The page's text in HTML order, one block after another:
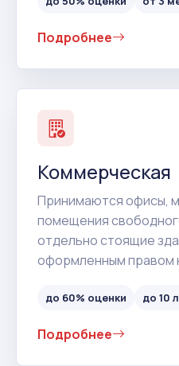
Подробнее
Коммерческая
Принимаются офисы,
помещения
отдельно стоящие
оформленным правом
до 60% оценки до 10
Подробнее